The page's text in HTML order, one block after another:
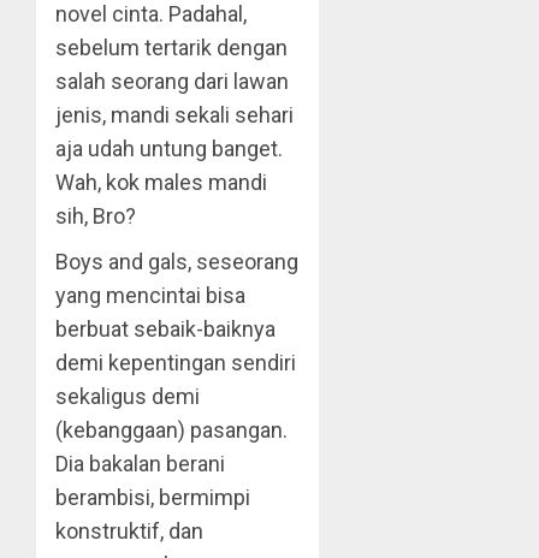
novel cinta. Padahal,
sebelum tertarik dengan
salah seorang dari lawan
jenis, mandi sekali sehari
aja udah untung banget.
Wah, kok males mandi
sih, Bro?
Boys and gals, seseorang
yang mencintai bisa
berbuat sebaik-baiknya
demi kepentingan sendiri
sekaligus demi
(kebanggaan) pasangan.
Dia bakalan berani
berambisi, bermimpi
konstruktif, dan